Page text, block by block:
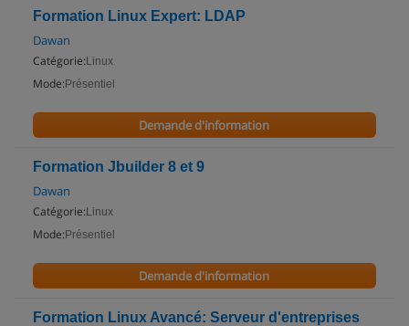
Formation Linux Expert: LDAP
Dawan
Catégorie: Linux
Mode: Présentiel
Demande d'information
Formation Jbuilder 8 et 9
Dawan
Catégorie: Linux
Mode: Présentiel
Demande d'information
Formation Linux Avancé: Serveur d'entreprises